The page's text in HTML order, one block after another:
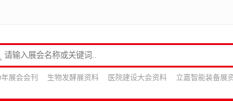
请输入展会名称或关键词
展会会刊 生物发酵展资料 医院建设大会资料 立嘉智能装备展